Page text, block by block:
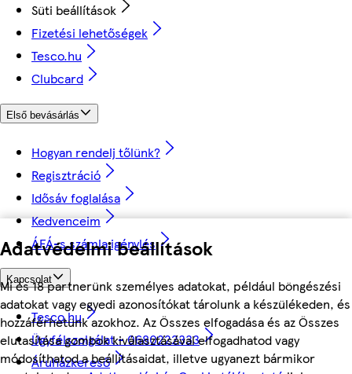
Adatvédelmi beállítások
Mi és 18 partnerünk személyes adatokat, például böngészési
adatokat vagy egyedi azonosítókat tárolunk a készülékeden, és
hozzáférhetünk azokhoz. Az Összes elfogadása és az Összes
elutasítása gombok kiválasztásával elfogadhatod vagy
módosíthatod a beállításaidat, illetve ugyanezt bármikor
Süti beállítások
Fizetési lehetőségek
Tesco.hu
Clubcard
Első bevásárlás
Hogyan rendelj tőlünk?
Regisztráció
Idősáv foglalása
Kedvenceim
ÁFÁ-s számla igénylés
Kapcsolat
Tesco.hu
Ügyfélszolgálat - 0680222333
Áruházkereső